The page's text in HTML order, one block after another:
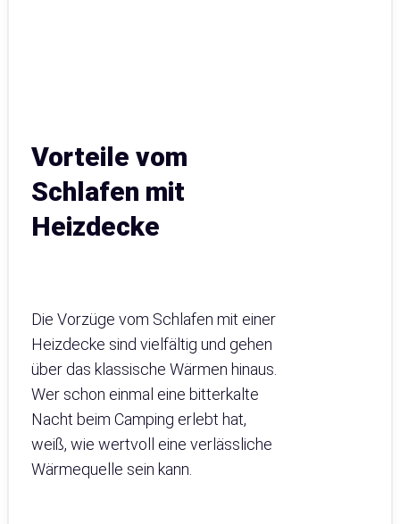
Vorteile vom
Schlafen mit
Heizdecke
Die Vorzüge vom Schlafen mit einer
Heizdecke sind vielfältig und gehen
über das klassische Wärmen hinaus.
Wer schon einmal eine bitterkalte
Nacht beim Camping erlebt hat,
weiß, wie wertvoll eine verlässliche
Wärmequelle sein kann.